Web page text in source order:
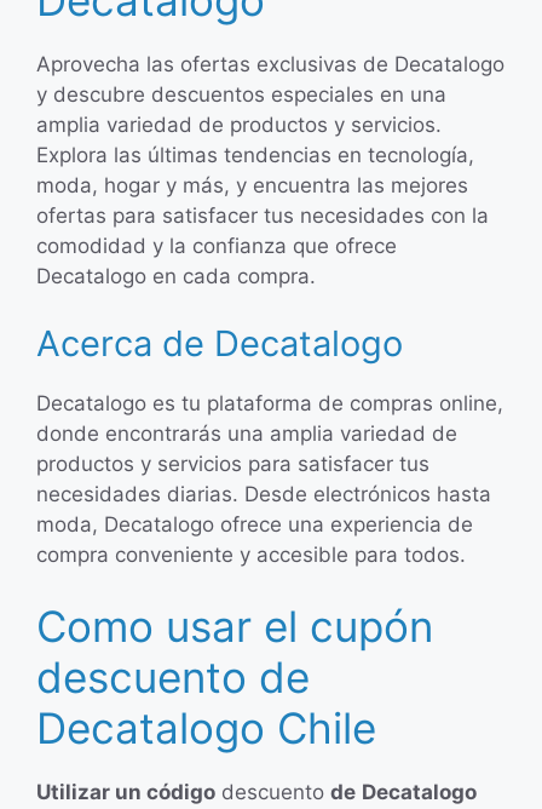
Aprovecha las ofertas exclusivas de Decatalogo
y descubre descuentos especiales en una
amplia variedad de productos y servicios.
Explora las últimas tendencias en tecnología,
moda, hogar y más, y encuentra las mejores
ofertas para satisfacer tus necesidades con la
comodidad y la confianza que ofrece
Decatalogo en cada compra.
Acerca de Decatalogo
Decatalogo es tu plataforma de compras online,
donde encontrarás una amplia variedad de
productos y servicios para satisfacer tus
necesidades diarias. Desde electrónicos hasta
moda, Decatalogo ofrece una experiencia de
compra conveniente y accesible para todos.
Como usar el cupón
descuento de
Decatalogo Chile
Utilizar un código descuento de Decatalogo